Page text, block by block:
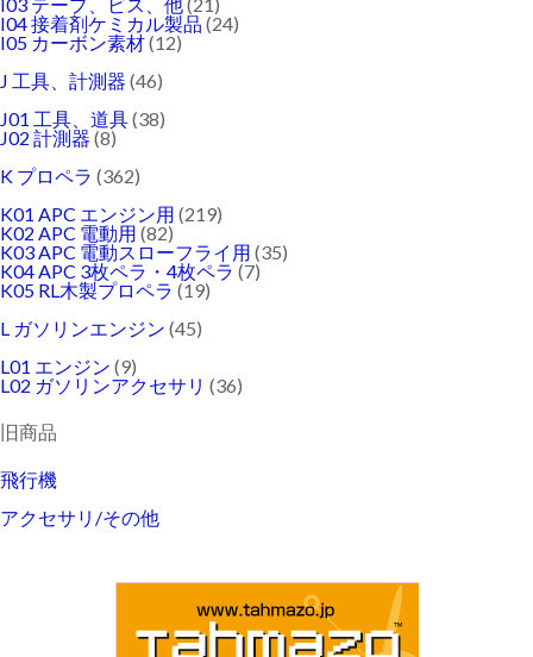
I04 接着剤ケミカル製品 (24)
I05 カーボン素材(12)
J 工具、計測器 (46)
J01 工具、道具(38)
J02 計測器 (8)
K プロペラ (362)
K01 APC エンジン用 (219)
K02 APC 電動用 (82)
K03 APC 電動スローフライ用 (35)
K04 APC 3枚ペラ・4枚ペラ (7)
K05 RL木製プロペラ (19)
L ガソリンエンジン (45)
L01 エンジン (9)
L02 ガソリンアクセサリ (36)
旧商品
飛行機
アクセサリ/その他